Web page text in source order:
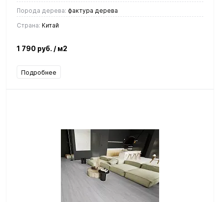
Порода дерева: фактура дерева
Страна: Китай
1 790 руб. / м2
Подробнее